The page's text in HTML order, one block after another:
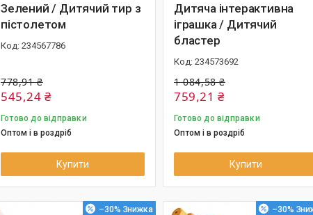
Зелений / Дитячий тир з
пістолетом
234567786
778,91 ₴
545,24 ₴
Готово до відправки
Оптом і в роздріб
Купити
Дитяча інтерактивна
іграшка / Дитячий
бластер
234573692
1 084,58 ₴
759,21 ₴
Готово до відправки
Оптом і в роздріб
Купити
–30% –30%